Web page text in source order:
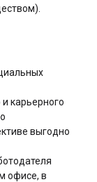
карьерного
выгодно
офисе, в